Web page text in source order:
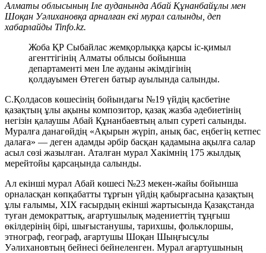
Алматы облысының Іле ауданында Абай Құнанбайұлы мен
Шоқан Уәлихановқа арналған екі мурал салынды, деп
хабарлайды Tinfo.kz.
Жоба ҚР Сыбайлас жемқорлыққа қарсы іс-қимыл
агенттігінің Алматы облысы бойынша
департаменті мен Іле ауданы әкімдігінің
қолдауымен Өтеген батыр ауылында салынды.
С.Қолдасов көшесінің бойындағы №19 үйдің қасбетіне
қазақтың ұлы ақыны композитор, қазақ жазба әдебиетінің
негізін қалаушы Абай Құнанбаевтың алып суреті салынды.
Муралға данагөйдің «Ақырын жүріп, анық бас, еңбегің кетпес
далаға» — деген адамды әрбір басқан қадамына ақылға салар
асыл сөзі жазылған. Аталған мурал Хакімнің 175 жылдық
мерейтойы қарсаңында салынды.
Ал екінші мурал Абай көшесі №23 мекен-жайы бойынша
орналасқан көпқабатты тұрғын үйдің қабырғасына қазақтың
ұлы ғалымы, XIX ғасырдың екінші жартысында Қазақстанда
туған демократтық, ағартушылық мәдениеттің тұңғыш
өкілдерінің бірі, шығыстанушы, тарихшы, фольклоршы,
этнограф, географ, ағартушы Шоқан Шыңғысұлы
Уәлихановтың бейнесі бейнеленген. Мурал ағартушының